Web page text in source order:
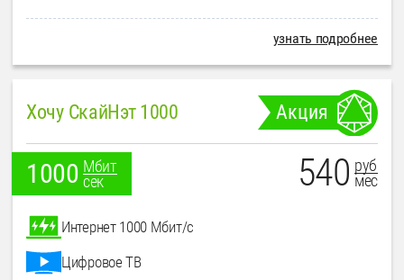
узнать подробнее
Хочу СкайНэт 1000 Акция
1000 Мбит
сек
540 руб
мес
Интернет 1000 Мбит/с
Цифровое ТВ